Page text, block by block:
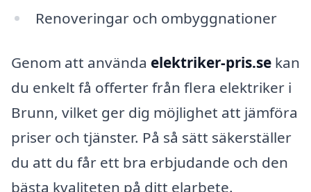
Renoveringar och ombyggnationer
Genom att använda elektriker-pris.se kan
du enkelt få offerter från flera elektriker i
Brunn, vilket ger dig möjlighet att jämföra
priser och tjänster. På så sätt säkerställer
du att du får ett bra erbjudande och den
bästa kvaliteten på ditt elarbete.